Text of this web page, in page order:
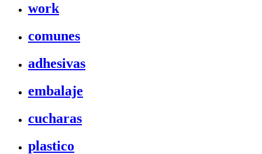
work
comunes
adhesivas
embalaje
cucharas
plastico